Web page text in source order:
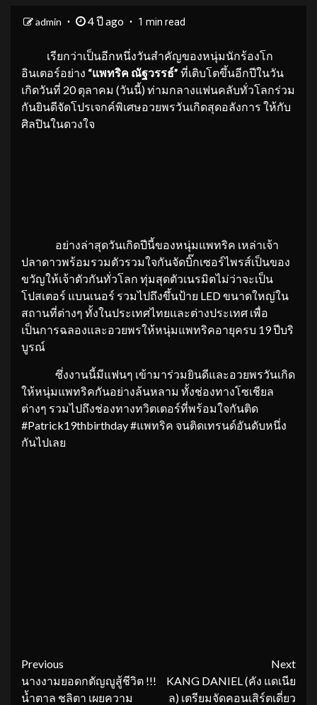
admin 4 ปี ago 1 min read
เรียกว่าเป็นอีกหนึ่งวันสำคัญของหนุ่มนักร้องโก
อินเตอร์อย่าง “แพทริค ณัฐวรรธ์” ที่เติบโตขึ้นอีกปีในวัน
เกิดวันที่ 20 ตุลาคม (วันนี้) ท่ามกลางแฟนคลับทั่วโลกร่วม
กันยินดีจัดโปรเจกค์พิเศษอวยพรวันเกิดสุดอลังการ ให้กับ
ศิลปินในดวงใจ
อย่างล่าสุดวันเกิดปีนี้ของหนุ่มแพทริค เหล่าเจ้า
ปลาดาวพร้อมรวมตัวรวมใจกันจัดบิ๊กเซอร์ไพรส์เป็นของ
ขวัญให้เจ้าตัวกันทั่วโลก ทุ่มสุดตัวเนรมิตไม่ว่าจะเป็น
โปสเตอร์ แบนเนอร์ รวมไปถึงขึ้นป้าย LED ขนาดใหญ่ใน
สถานที่ต่างๆ ทั้งในประเทศไทยและต่างประเทศ เพื่อ
เป็นการฉลองและอวยพรให้หนุ่มแพทริคอายุครบ 19 ปีบริ
บูรณ์
ซึ่งงานนี้มีแฟนๆ เข้ามาร่วมยินดีและอวยพรวันเกิด
ให้หนุ่มแพทริคกันอย่างล้นหลาม ทั้งช่องทางโซเชียล
ต่างๆ รวมไปถึงช่องทางทวิตเตอร์ที่พร้อมใจกันติด
#Patrick19thbirthday #แพทริค จนติดเทรนด์อันดับหนึ่ง
กันไปเลย
Continue
Reading
Previous
นางงามยอดกตัญญูสู้ชีวิต !!!
น้ำตาล ชลิตา เผยความ
Next
KANG DANIEL (คัง แดเนีย
ล) เตรียมจัดคอนเสิร์ตเดี่ยว